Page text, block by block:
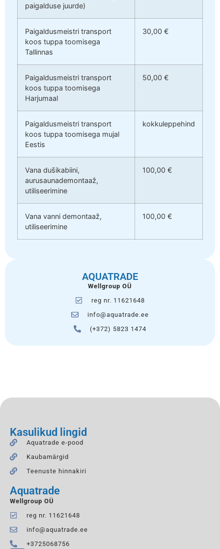
paigalduse juurde)
Paigaldusmeistri transport
koos tuppa toomisega
Tallinnas
30,00 €
Paigaldusmeistri transport
koos tuppa toomisega
Harjumaal
50,00 €
Paigaldusmeistri transport
koos tuppa toomisega mujal
Eestis
kokkuleppehind
Vana dušikabiini,
aurusaunademontaaž,
utiliseerimine
100,00 €
Vana vanni demontaaž,
utiliseerimine
100,00 €
AQUATRADE
Wellgroup OÜ
reg nr. 11621648
info@aquatrade.ee
(+372) 5823 1474
Kasulikud lingid
Aquatrade e-pood
Kaubamärgid
Teenuste hinnakiri
Aquatrade
Wellgroup OÜ
reg nr. 11621648
info@aquatrade.ee
+3725068756